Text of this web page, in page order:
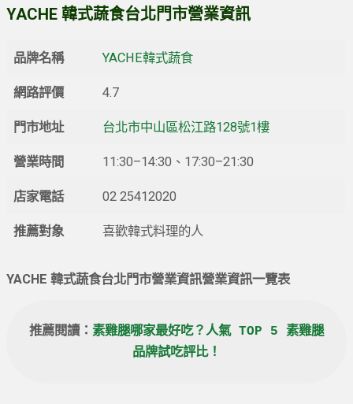
YACHE 韓式蔬食台北門市營業資訊
品牌名稱 YACHE韓式蔬食
網路評價 4.7
門市地址 台北市中山區松江路128號1樓
營業時間 11:30–14:30、17:30–21:30
店家電話 02 25412020
推薦對象 喜歡韓式料理的人
YACHE 韓式蔬食台北門市營業資訊營業資訊一覽表
推薦閱讀： 素雞腿哪家最好吃？人氣 TOP 5 素雞腿
品牌試吃評比！